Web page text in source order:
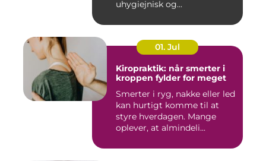
uhygiejnisk og...
01. Jul
Kiropraktik: når smerter i
kroppen fylder for meget
Smerter i ryg, nakke eller led
kan hurtigt komme til at
styre hverdagen. Mange
oplever, at almindeli...